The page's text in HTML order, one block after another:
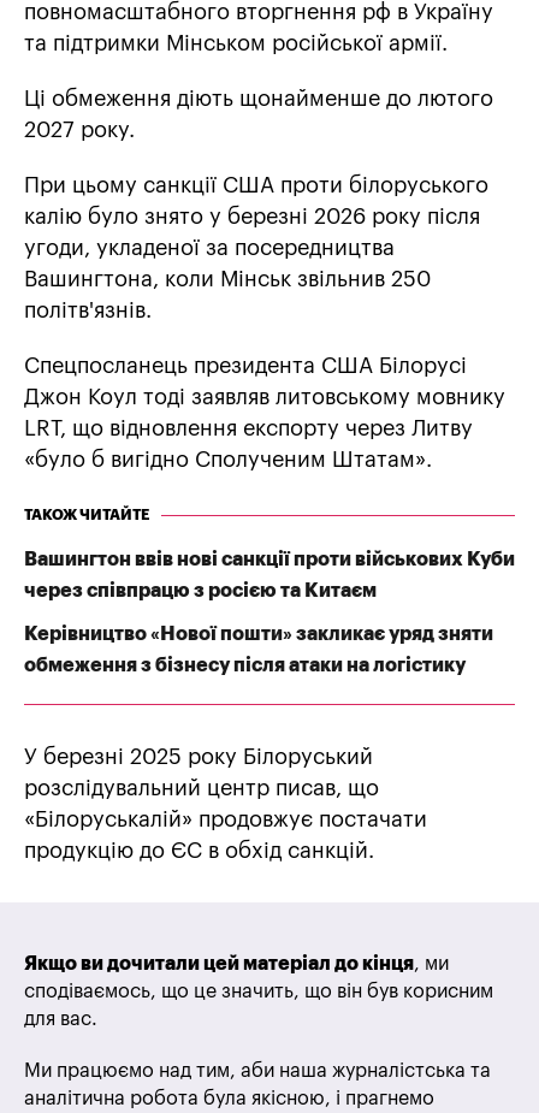
повномасштабного вторгнення рф в Україну
та підтримки Мінськом російської армії.
Ці обмеження діють щонайменше до лютого
2027 року.
При цьому санкції США проти білоруського
калію було знято у березні 2026 року після
угоди, укладеної за посередництва
Вашингтона, коли Мінськ звільнив 250
політв'язнів.
Спецпосланець президента США Білорусі
Джон Коул тоді заявляв литовському мовнику
LRT, що відновлення експорту через Литву
«було б вигідно Сполученим Штатам».
ТАКОЖ ЧИТАЙТЕ
Вашингтон ввів нові санкції проти військових Куби
через співпрацю з росією та Китаєм
Керівництво «Нової пошти» закликає уряд зняти
обмеження з бізнесу після атаки на логістику
У березні 2025 року Білоруський
розслідувальний центр писав, що
«Білоруськалій» продовжує постачати
продукцію до ЄС в обхід санкцій.
Якщо ви дочитали цей матеріал до кінця, ми
сподіваємось, що це значить, що він був корисним
для вас.
Ми працюємо над тим, аби наша журналістська та
аналітична робота була якісною, і прагнемо